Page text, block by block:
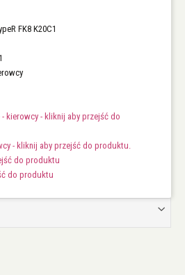
FK8 K20C1
- kierowcy - kliknij aby przejść do
- kliknij aby przejść do produktu.
do produktu
do produktu